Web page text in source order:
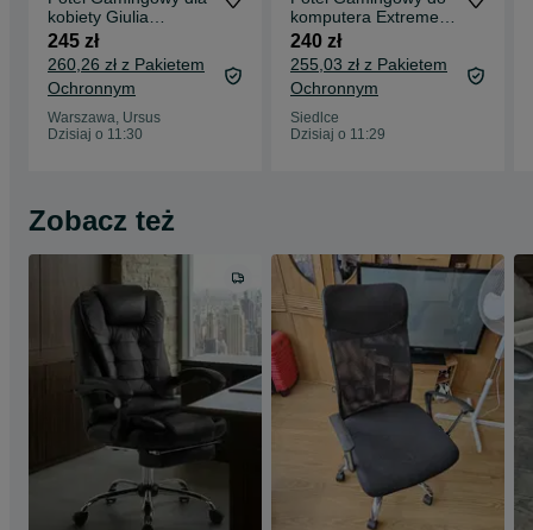
kobiety Giulia
obrotowy z
poduszkami
245 zł
260,26 zł z Pakietem
Ochronnym
Warszawa, Ursus
Dzisiaj o 11:30
komputera Extreme
GT Black
240 zł
255,03 zł z Pakietem
Ochronnym
Siedlce
Dzisiaj o 11:29
Zobacz też